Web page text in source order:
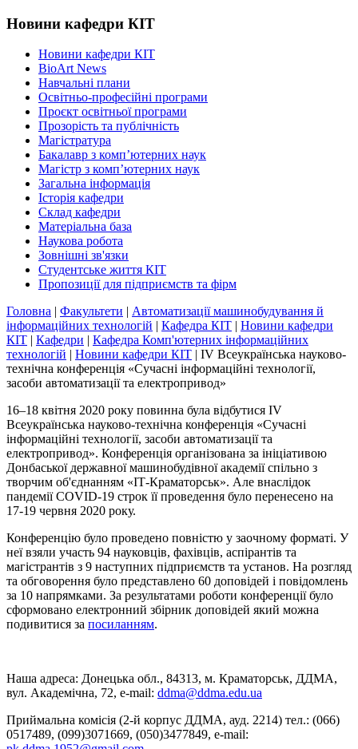
Новини кафедри КІТ
Новини кафедри КІТ
BioArt News
Навчальні плани
Освітньо-професійні програми
Проєкт освітньої програми
Прозорість та публічність
Магістратура
Бакалавр з комп’ютерних наук
Магістр з комп’ютерних наук
Загальна інформація
Історія кафедри
Склад кафедри
Матеріальна база
Наукова робота
Зовнішні зв'язки
Студентське життя КІТ
Пропозиції для підприємств та фірм
Головна | Факультети | Автоматизації машинобудування й
інформаційних технологій | Кафедра КІТ | Новини кафедри
КІТ | Кафедри | Кафедра Комп'ютерних інформаційних
технологій | Новини кафедри КІТ | IV Всеукраїнська науково-
технічна конференція «Сучасні інформаційні технології,
засоби автоматизації та електропривод»
16–18 квітня 2020 року повинна була відбутися IV
Всеукраїнська науково-технічна конференція «Сучасні
інформаційні технології, засоби автоматизації та
електропривод». Конференція організована за ініціативою
Донбаської державної машинобудівної академії спільно з
творчим об'єднанням «ІТ-Краматорськ». Але внаслідок
пандемії COVID-19 строк її проведення було перенесено на
17-19 червня 2020 року.
Конференцію було проведено повністю у заочному форматі. У
неї взяли участь 94 науковців, фахівців, аспірантів та
магістрантів з 9 наступних підприємств та установ. На розгляд
та обговорення було представлено 60 доповідей і повідомлень
за 10 напрямками. За результатами роботи конференції було
сформовано електронний збірник доповідей який можна
подивитися за посиланням.
Наша адреса: Донецька обл., 84313, м. Краматорськ, ДДМА,
вул. Академічна, 72, е-mail: ddma@ddma.edu.ua
Приймальна комісія (2-й корпус ДДМА, ауд. 2214) тел.: (066)
0517489, (099)3071669, (050)3477849, e-mail: